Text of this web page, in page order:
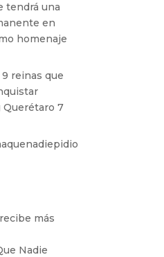
tendrá una
en
homenaje
reinas que
Querétaro 7
más
Nadie